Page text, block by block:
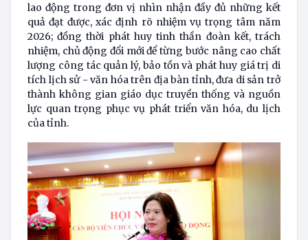
lao động trong đơn vị nhìn nhận đầy đủ những kết
quả đạt được, xác định rõ nhiệm vụ trọng tâm năm
2026; đồng thời phát huy tinh thần đoàn kết, trách
nhiệm, chủ động đổi mới để từng bước nâng cao chất
lượng công tác quản lý, bảo tồn và phát huy giá trị di
tích lịch sử - văn hóa trên địa bàn tỉnh, đưa di sản trở
thành không gian giáo dục truyền thống và nguồn
lực quan trọng phục vụ phát triển văn hóa, du lịch
của tỉnh.